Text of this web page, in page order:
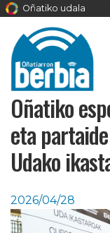
Oñatiko udala
Oñatiko
eta
Udako
2026/04/28